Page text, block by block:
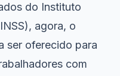
do Instituto
agora, o
ser oferecido para
com